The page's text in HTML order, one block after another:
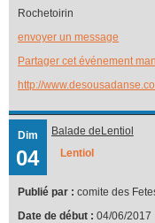
Rochetoirin
envoyer un message
Partager cet événement
http://
Dim
04
Balade deLentiol
Lentiol
Publié par : comite des
Date de début : 04/06/2017